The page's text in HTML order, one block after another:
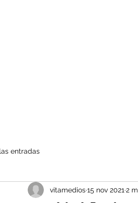
entradas
vitamedios15 nov 2021 2